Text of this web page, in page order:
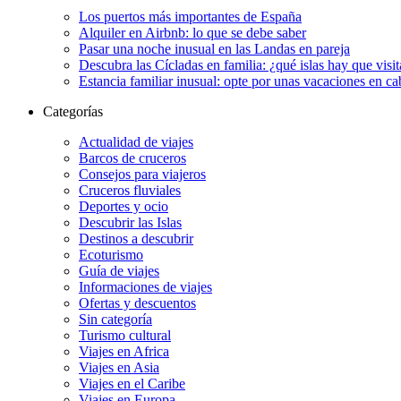
Los puertos más importantes de España
Alquiler en Airbnb: lo que se debe saber
Pasar una noche inusual en las Landas en pareja
Descubra las Cícladas en familia: ¿qué islas hay que
Estancia familiar inusual: opte por unas vacaciones en
Categorías
Actualidad de viajes
Barcos de cruceros
Consejos para viajeros
Cruceros fluviales
Deportes y ocio
Descubrir las Islas
Destinos a descubrir
Ecoturismo
Guía de viajes
Informaciones de viajes
Ofertas y descuentos
Sin categoría
Turismo cultural
Viajes en Africa
Viajes en Asia
Viajes en el Caribe